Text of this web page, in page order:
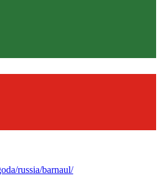
russia/barnaul/